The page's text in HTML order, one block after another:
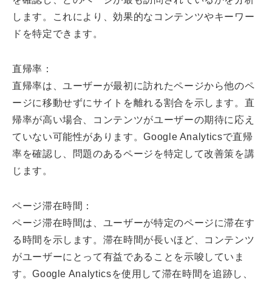
します。これにより、効果的なコンテンツやキーワー
ドを特定できます。
直帰率：
直帰率は、ユーザーが最初に訪れたページから他のペ
ージに移動せずにサイトを離れる割合を示します。直
帰率が高い場合、コンテンツがユーザーの期待に応え
ていない可能性があります。Google Analyticsで直帰
率を確認し、問題のあるページを特定して改善策を講
じます。
ページ滞在時間：
ページ滞在時間は、ユーザーが特定のページに滞在す
る時間を示します。滞在時間が長いほど、コンテンツ
がユーザーにとって有益であることを示唆していま
す。Google Analyticsを使用して滞在時間を追跡し、